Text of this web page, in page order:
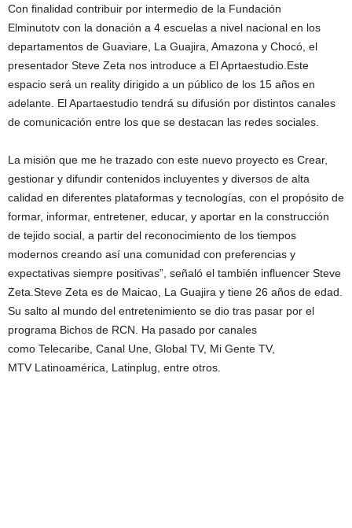
Con finalidad contribuir por intermedio de la Fundación
Elminutotv con la donación a 4 escuelas a nivel nacional en los
departamentos de Guaviare, La Guajira, Amazona y Chocó, el
presentador Steve Zeta nos introduce a El Aprtaestudio.Este
espacio será un reality dirigido a un público de los 15 años en
adelante. El Apartaestudio tendrá su difusión por distintos canales
de comunicación entre los que se destacan las redes sociales.
La misión que me he trazado con este nuevo proyecto es Crear,
gestionar y difundir contenidos incluyentes y diversos de alta
calidad en diferentes plataformas y tecnologías, con el propósito de
formar, informar, entretener, educar, y aportar en la construcción
de tejido social, a partir del reconocimiento de los tiempos
modernos creando así una comunidad con preferencias y
expectativas siempre positivas”, señaló el también influencer Steve
Zeta.Steve Zeta es de Maicao, La Guajira y tiene 26 años de edad.
Su salto al mundo del entretenimiento se dio tras pasar por el
programa Bichos de RCN. Ha pasado por canales
como Telecaribe, Canal Une, Global TV, Mi Gente TV,
MTV Latinoamérica, Latinplug, entre otros.